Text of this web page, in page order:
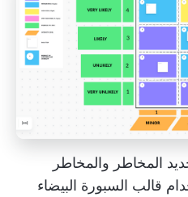
المخاطر والمخاطر
قالب السبورة البيضاء